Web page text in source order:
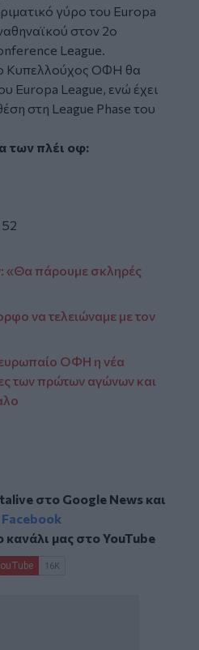
γύρο του Europa
στον 2ο
League.
Κυπελλούχος ΟΦΗ θα
Europa League, ενώ έχει
στη League Phase του
των πλέι οφ:
«Θα πάρουμε σκληρές
να τελειώναμε με τον
ευρωπαίο ΟΦΗ η νέα
των πρώτων αγώνων και
στο Google Newsκαι
Facebook
μας στοYouTube